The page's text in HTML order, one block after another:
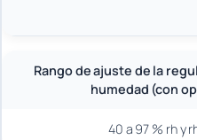
Rango de ajuste de la
humedad (con
40 a 97 % rh y